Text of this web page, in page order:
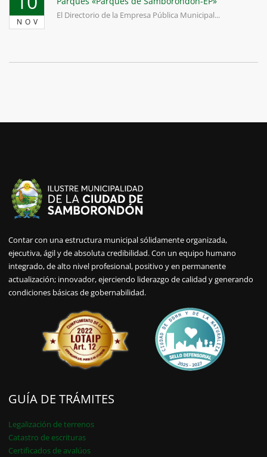
NOV
El Directorio de la Empresa Pública Municipal...
Contar con una estructura municipal sólidamente organizada,
ejecutiva, ágil y de absoluta credibilidad. Con un equipo humano
integrado, de alto nivel profesional, positivo y en permanente
actualización; innovador, ejerciendo liderazgo de calidad y generando
condiciones básicas de gobernabilidad.
GUÍA DE TRÁMITES
Legalización de terrenos
Catastro de escrituras
Certificados de avalúos